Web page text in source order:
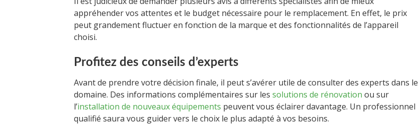
appréhender vos attentes et le budget nécessaire pour le remplacement. En effet, le prix
peut grandement fluctuer en fonction de la marque et des fonctionnalités de l’appareil
choisi.
Profitez des conseils d’experts
Avant de prendre votre décision finale, il peut s’avérer utile de consulter des experts dans le
domaine. Des informations complémentaires sur les solutions de rénovation ou sur
l’installation de nouveaux équipements peuvent vous éclairer davantage. Un professionnel
qualifié saura vous guider vers le choix le plus adapté à vos besoins.